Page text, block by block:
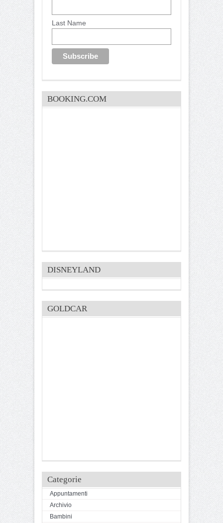
Last Name
BOOKING.COM
DISNEYLAND
GOLDCAR
Categorie
Appuntamenti
Archivio
Bambini